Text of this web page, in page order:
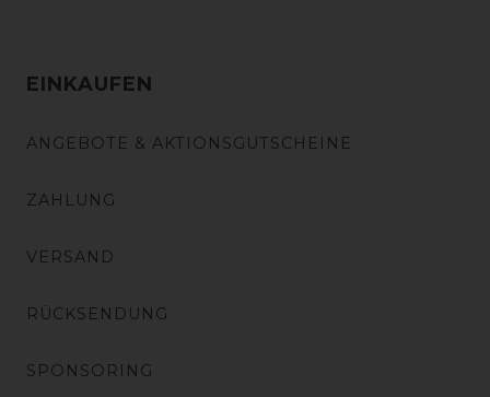
EINKAUFEN
ANGEBOTE & AKTIONSGUTSCHEINE
ZAHLUNG
VERSAND
RÜCKSENDUNG
SPONSORING